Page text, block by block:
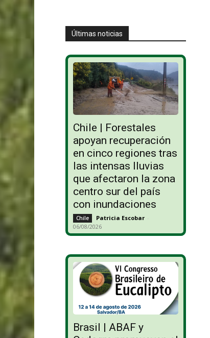
Últimas noticias
Chile | Forestales
apoyan recuperación
en cinco regiones tras
las intensas lluvias
que afectaron la zona
centro sur del país
con inundaciones
Chile Patricia Escobar -
06/08/2026
Brasil | ABAF y